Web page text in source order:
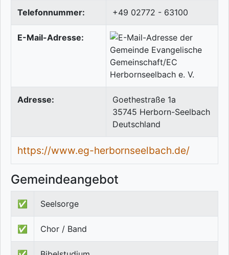
Telefonnummer: +49 02772 - 63100
E-Mail-Adresse:
Adresse:
Goethestraße 1a
35745 Herborn-Seelbach
Deutschland
https://www.eg-herbornseelbach.de/
Gemeindeangebot
✅ Seelsorge
✅ Chor / Band